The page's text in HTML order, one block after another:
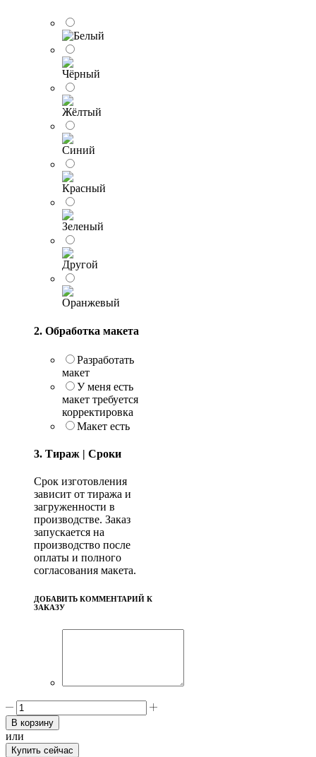
2. Обработка макета
Разработать
макет
У меня есть
макет требуется
корректировка
Макет есть
3. Тираж | Сроки
Срок изготовления
зависит от тиража и
загруженности в
производстве. Заказ
запускается на
производство после
оплаты и полного
согласования макета.
ДОБАВИТЬ КОММЕНТАРИЙ К
ЗАКАЗУ
Количество
товара
Часы
В корзину
или
Купить сейчас